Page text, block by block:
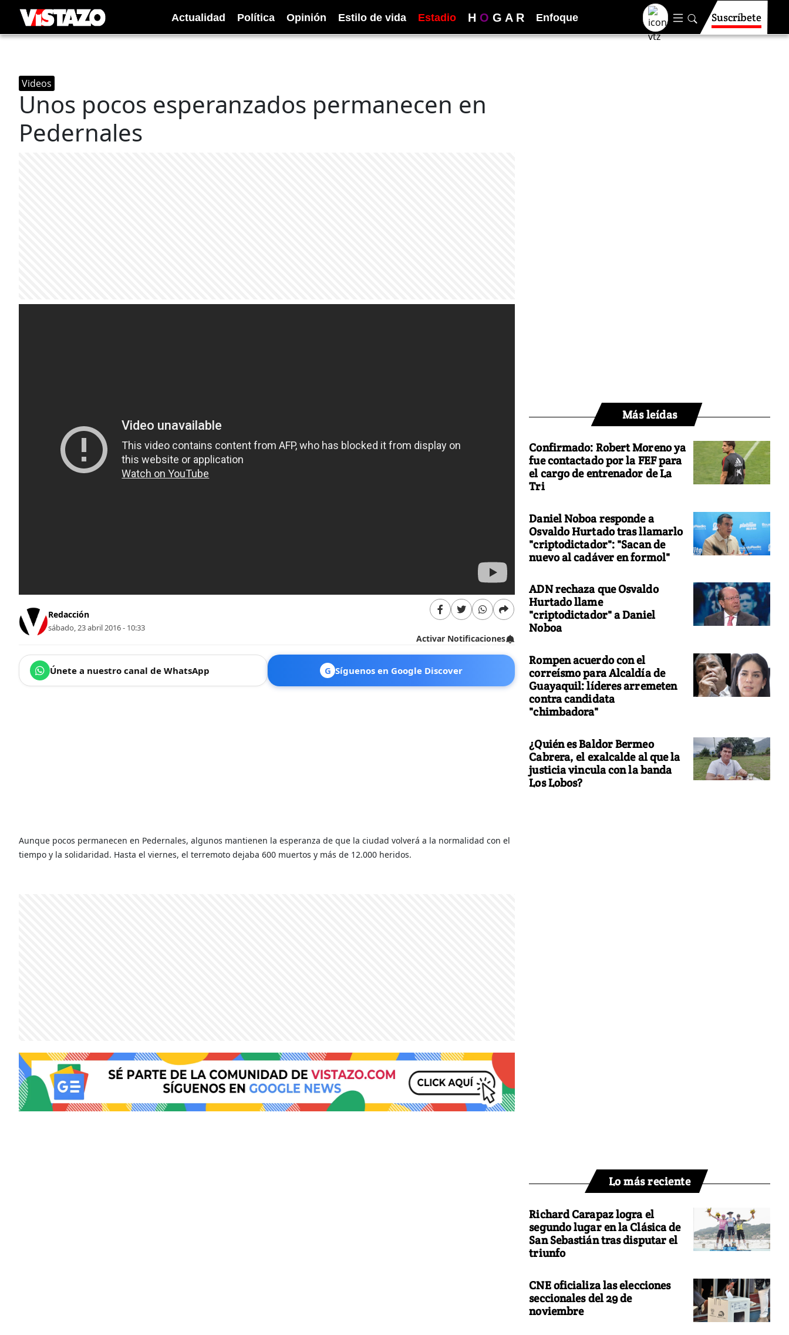
Actualidad Política Opinión Estilo de vida Estadio H O G A R Enfoque Suscríbete
Videos
Unos pocos esperanzados permanecen en
Pedernales
Redacción
sábado, 23 abril 2016 - 10:33
Activar Notificaciones
Únete a nuestro canal de WhatsApp G Síguenos en Google Discover
Aunque pocos permanecen en Pedernales, algunos mantienen la esperanza de que la ciudad volverá a la normalidad con el
tiempo y la solidaridad. Hasta el viernes, el terremoto dejaba 600 muertos y más de 12.000 heridos.
Más leídas
Confirmado: Robert Moreno ya
fue contactado por la FEF para
el cargo de entrenador de La
Tri
Daniel Noboa responde a
Osvaldo Hurtado tras llamarlo
"criptodictador": "Sacan de
nuevo al cadáver en formol"
ADN rechaza que Osvaldo
Hurtado llame
"criptodictador" a Daniel
Noboa
Rompen acuerdo con el
correísmo para Alcaldía de
Guayaquil: líderes arremeten
contra candidata
"chimbadora"
¿Quién es Baldor Bermeo
Cabrera, el exalcalde al que la
justicia vincula con la banda
Los Lobos?
Lo más reciente
Richard Carapaz logra el
segundo lugar en la Clásica de
San Sebastián tras disputar el
triunfo
CNE oficializa las elecciones
seccionales del 29 de
noviembre